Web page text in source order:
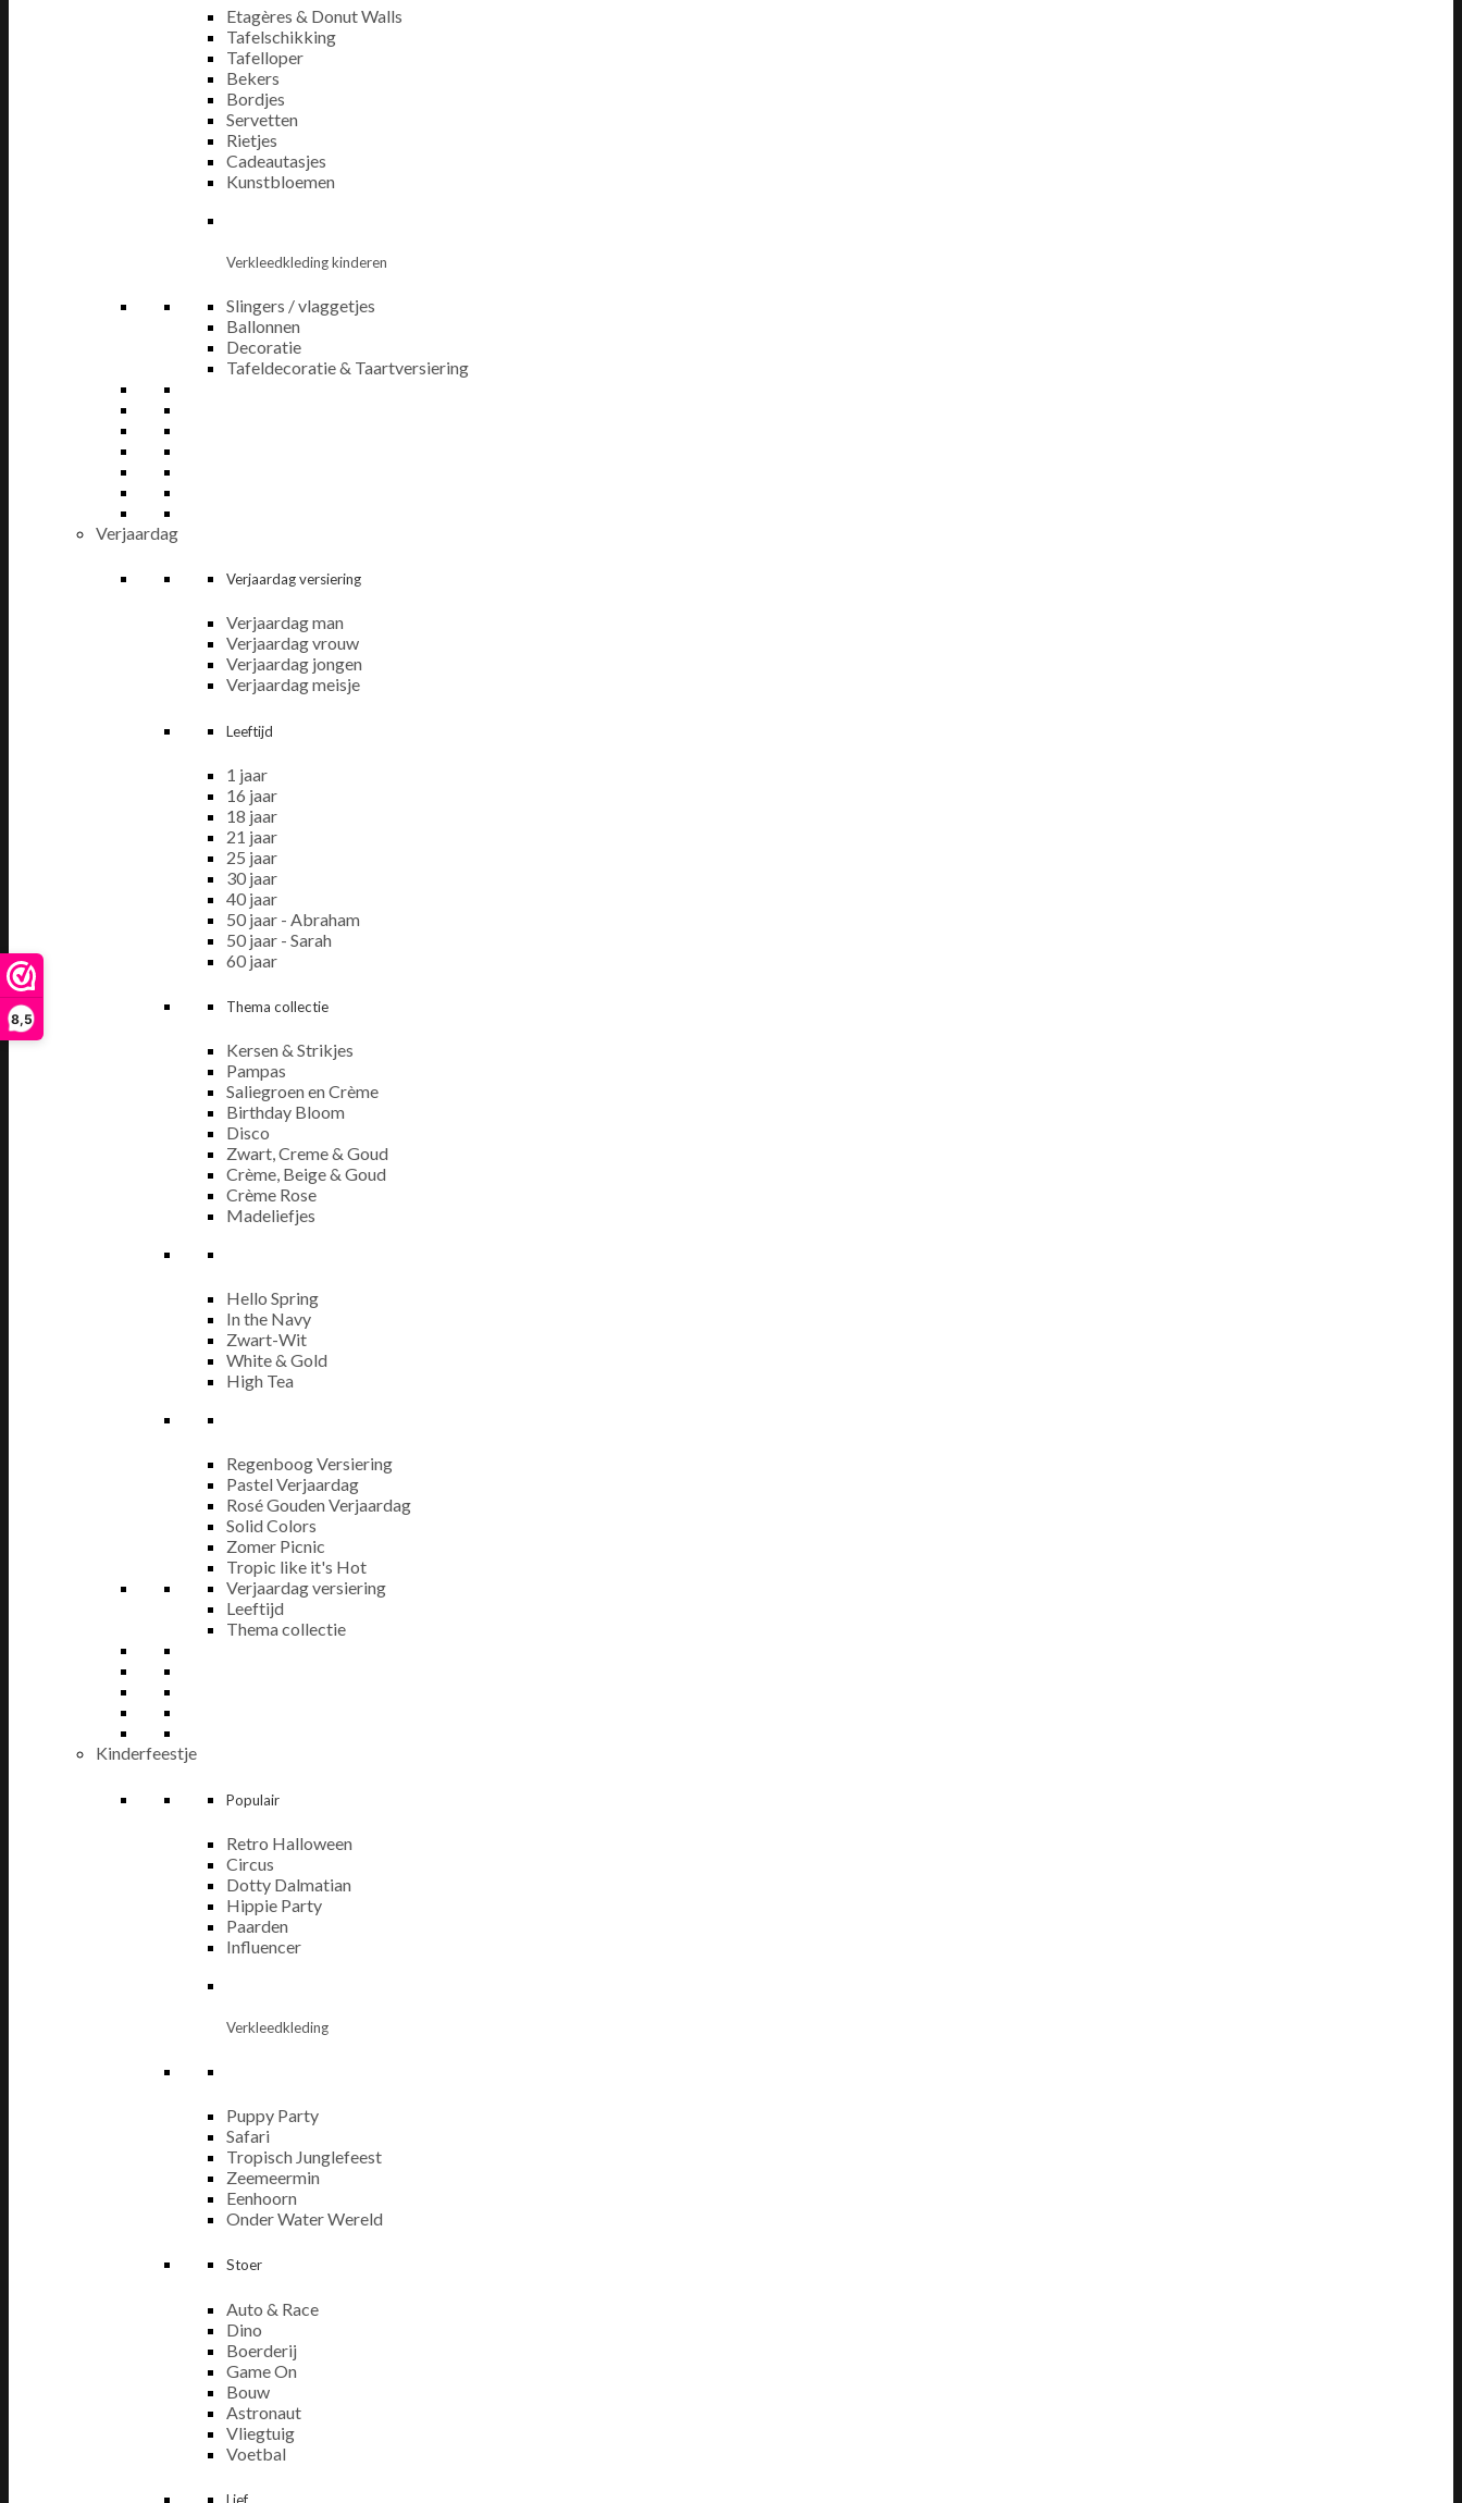
8,5
Etagères & Donut Walls
Tafelschikking
Tafelloper
Bekers
Bordjes
Servetten
Rietjes
Cadeautasjes
Kunstbloemen
Verkleedkleding kinderen
Slingers / vlaggetjes
Ballonnen
Decoratie
Tafeldecoratie & Taartversiering
Verjaardag
Verjaardag versiering
Verjaardag man
Verjaardag vrouw
Verjaardag jongen
Verjaardag meisje
Leeftijd
1 jaar
16 jaar
18 jaar
21 jaar
25 jaar
30 jaar
40 jaar
50 jaar - Abraham
50 jaar - Sarah
60 jaar
Thema collectie
Kersen & Strikjes
Pampas
Saliegroen en Crème
Birthday Bloom
Disco
Zwart, Creme & Goud
Crème, Beige & Goud
Crème Rose
Madeliefjes
Hello Spring
In the Navy
Zwart-Wit
White & Gold
High Tea
Regenboog Versiering
Pastel Verjaardag
Rosé Gouden Verjaardag
Solid Colors
Zomer Picnic
Tropic like it's Hot
Verjaardag versiering
Leeftijd
Thema collectie
Kinderfeestje
Populair
Retro Halloween
Circus
Dotty Dalmatian
Hippie Party
Paarden
Influencer
Verkleedkleding
Puppy Party
Safari
Tropisch Junglefeest
Zeemeermin
Eenhoorn
Onder Water Wereld
Stoer
Auto & Race
Dino
Boerderij
Game On
Bouw
Astronaut
Vliegtuig
Voetbal